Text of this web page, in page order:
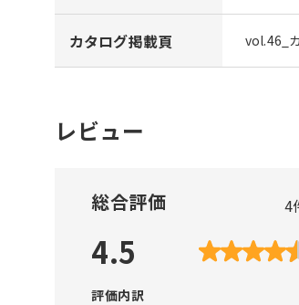
カタログ掲載頁 vol.46_
レビュー
総合評価 4
4.5
評価内訳